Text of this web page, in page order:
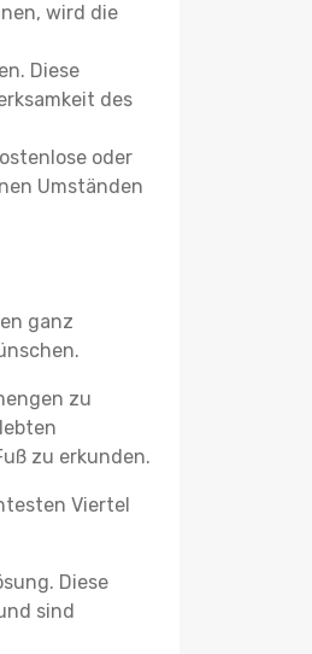
wird die
Diese
des
oder
Umständen
ganz
zu
zu erkunden.
Viertel
Diese
sind